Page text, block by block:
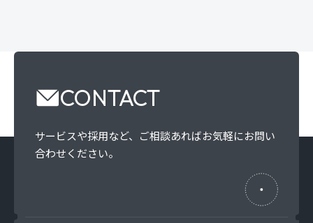
CONTACT
サービスや採用など、 ご相談あればお気軽にお問い
合わせください。